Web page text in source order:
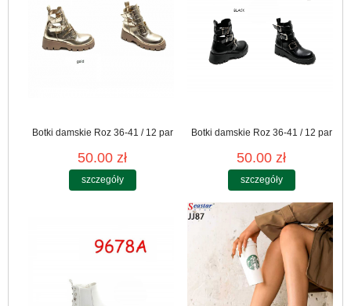
Botki damskie Roz 36-41 / 12 par
50.00 zł
szczegóły
Botki damskie Roz 36-41 / 12 par
50.00 zł
szczegóły